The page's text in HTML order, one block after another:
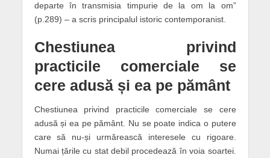
departe în transmisia timpurie de la om la om”
(p.289) – a scris principalul istoric contemporanist.
Chestiunea privind
practicile comerciale se
cere adusă și ea pe pământ
Chestiunea privind practicile comerciale se cere
adusă și ea pe pământ. Nu se poate indica o putere
care să nu-și urmărească interesele cu rigoare.
Numai țările cu stat debil procedează în voia soartei.